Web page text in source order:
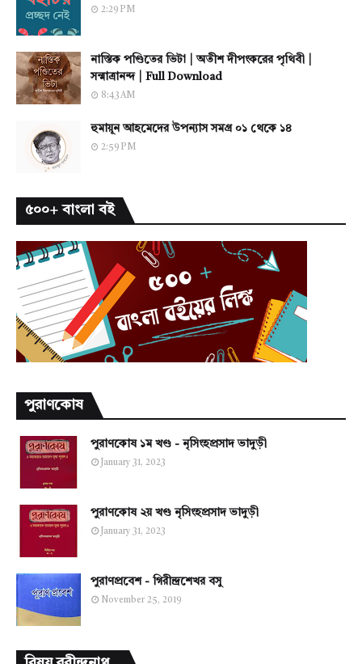
2:29 PM
নাস্তিক পণ্ডিতের ভিটা | অতীশ দীপংকরের পৃথিবী |
সন্মাত্রানন্দ | Full Download
8:43 AM
হুমায়ূন আহমেদের উপন্যাস সমগ্র ০১ থেকে ১৪
2:59 PM
৫০০+ বাংলা বই
পুরাণকোষ
পুরাণকোষ ১ম খণ্ড - নৃসিংহপ্রসাদ ভাদুড়ী
January 31, 2023
পুরাণকোষ ২য় খণ্ড নৃসিংহপ্রসাদ ভাদুড়ী
January 31, 2023
পুরাণপ্রবেশ - গিরীন্দ্রশেখর বসু
November 25, 2019